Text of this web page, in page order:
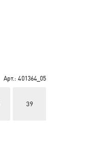
Арт.: 401364_05
39